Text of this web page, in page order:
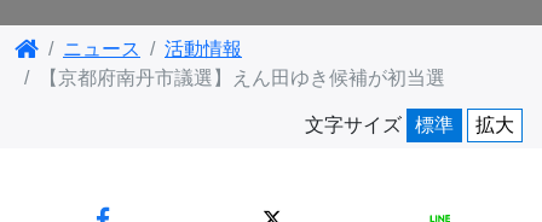
ニュース
活動情報
【京都府南丹市議選】えん田ゆき候補が初当選
文字サイズ 標準 拡大